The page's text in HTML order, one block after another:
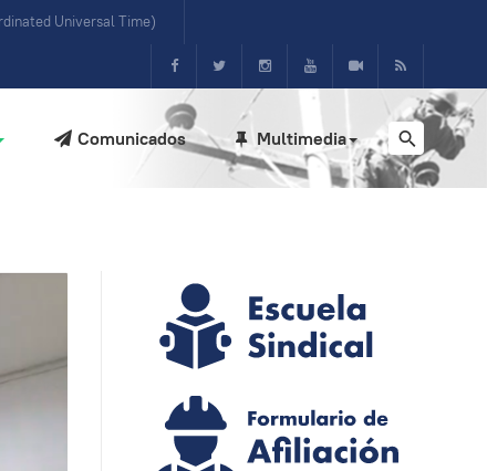
Universal Time)
Comunicados Multimedia